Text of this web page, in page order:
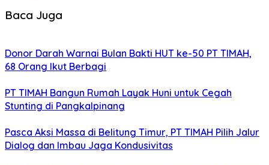
Baca Juga
Donor Darah Warnai Bulan Bakti HUT ke-50 PT TIMAH,
68 Orang Ikut Berbagi
PT TIMAH Bangun Rumah Layak Huni untuk Cegah
Stunting di Pangkalpinang
Pasca Aksi Massa di Belitung Timur, PT TIMAH Pilih Jalur
Dialog dan Imbau Jaga Kondusivitas